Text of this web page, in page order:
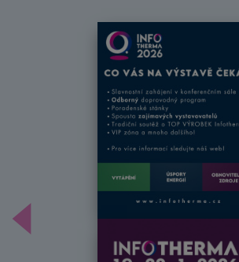
Předchozí